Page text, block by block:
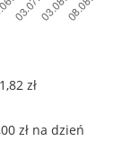
zł
zł na dzień